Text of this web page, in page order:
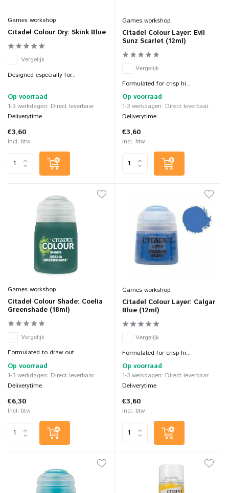
Games workshop
Citadel Colour Dry: Skink Blue
Vergelijk
Designed especially for...
Op voorraad
1-3 werkdagen: Direct leverbaar
Deliverytime
€3,60
Incl. btw
Games workshop
Citadel Colour Layer: Evil
Sunz Scarlet (12ml)
Vergelijk
Formulated for crisp hi...
Op voorraad
1-3 werkdagen: Direct leverbaar
Deliverytime
€3,60
Incl. btw
Games workshop
Citadel Colour Shade: Coelia
Greenshade (18ml)
Vergelijk
Formulated to draw out ...
Op voorraad
1-3 werkdagen: Direct leverbaar
Deliverytime
€6,30
Incl. btw
Games workshop
Citadel Colour Layer: Calgar
Blue (12ml)
Vergelijk
Formulated for crisp hi...
Op voorraad
1-3 werkdagen: Direct leverbaar
Deliverytime
€3,60
Incl. btw